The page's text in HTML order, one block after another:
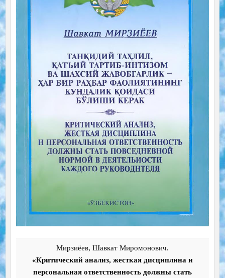
Мирзиёев, Шавкат Миромонович.
«Критический анализ, жесткая дисциплина и
персональная ответственность должны стать